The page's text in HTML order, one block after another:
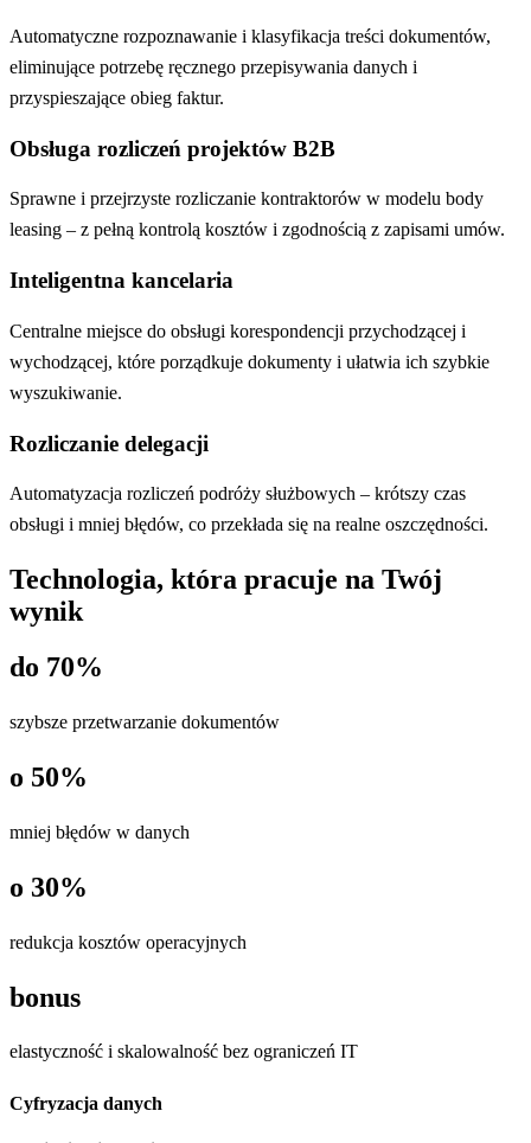
Automatyczne rozpoznawanie i klasyfikacja treści dokumentów,
eliminujące potrzebę ręcznego przepisywania danych i
przyspieszające obieg faktur.
Obsługa rozliczeń projektów B2B
Sprawne i przejrzyste rozliczanie kontraktorów w modelu body
leasing – z pełną kontrolą kosztów i zgodnością z zapisami umów.
Inteligentna kancelaria
Centralne miejsce do obsługi korespondencji przychodzącej i
wychodzącej, które porządkuje dokumenty i ułatwia ich szybkie
wyszukiwanie.
Rozliczanie delegacji
Automatyzacja rozliczeń podróży służbowych – krótszy czas
obsługi i mniej błędów, co przekłada się na realne oszczędności.
Technologia, która pracuje na Twój
wynik
do 70%
szybsze przetwarzanie dokumentów
o 50%
mniej błędów w danych
o 30%
redukcja kosztów operacyjnych
bonus
elastyczność i skalowalność bez ograniczeń IT
Cyfryzacja danych